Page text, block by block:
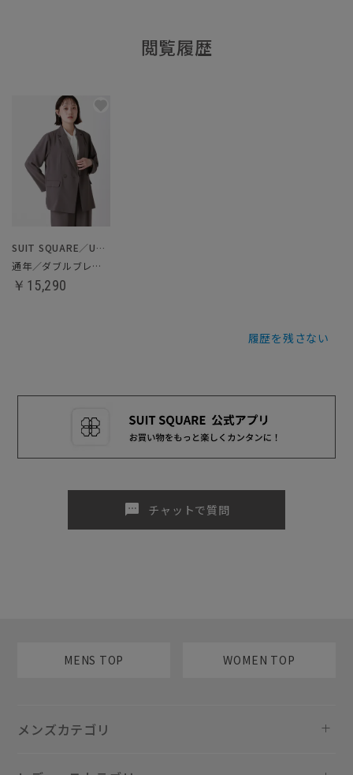
閲覧履歴
SUIT SQUARE／UNIVERSAL LANGUAGE／WHITE
通年／ダブルブレストジャケット
￥15,290
履歴を残さない
sms チャットで質問
MENS TOP WOMEN TOP
メンズカテゴリ